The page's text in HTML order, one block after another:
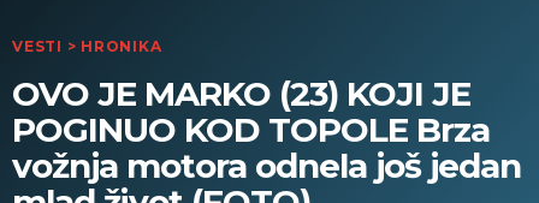
VESTI > HRONIKA
OVO JE MARKO (23) KOJI JE
POGINUO KOD TOPOLE Brza
vožnja motora odnela još jedan